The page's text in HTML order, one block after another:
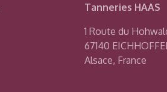
Tanneries HAAS
1 Route du
67140
Alsace, France